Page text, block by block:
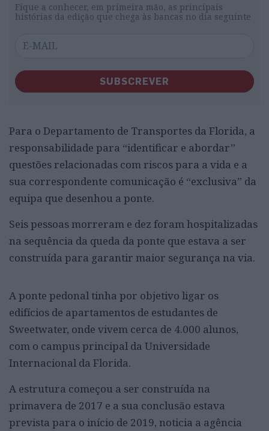
Fique a conhecer, em primeira mão, as principais
histórias da edição que chega às bancas no dia seguinte
SUBSCREVER
Para o Departamento de Transportes da Florida, a
responsabilidade para “identificar e abordar”
questões relacionadas com riscos para a vida e a
sua correspondente comunicação é “exclusiva” da
equipa que desenhou a ponte.
Seis pessoas morreram e dez foram hospitalizadas
na sequência da queda da ponte que estava a ser
construída para garantir maior segurança na via.
A ponte pedonal tinha por objetivo ligar os
edifícios de apartamentos de estudantes de
Sweetwater, onde vivem cerca de 4.000 alunos,
com o campus principal da Universidade
Internacional da Florida.
A estrutura começou a ser construída na
primavera de 2017 e a sua conclusão estava
prevista para o início de 2019, noticia a agência